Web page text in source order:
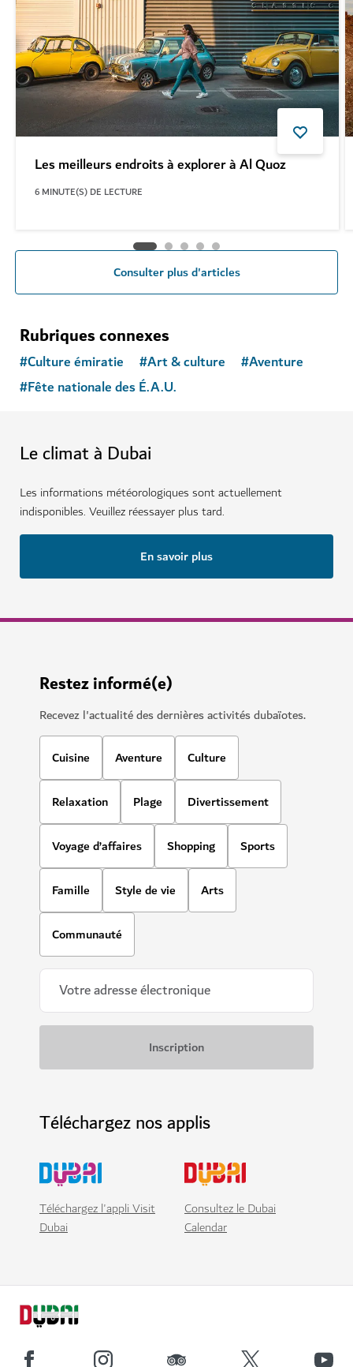
Les meilleurs endroits à explorer à Al Quoz
6 MINUTE(S) DE LECTURE
Consulter plus d'articles
Rubriques connexes
#Culture émiratie #Art & culture #Aventure
#Fête nationale des É.A.U.
Le climat à Dubai
Les informations météorologiques sont actuellement
indisponibles. Veuillez réessayer plus tard.
En savoir plus
Restez informé(e)
Recevez l'actualité des dernières activités dubaïotes.
Cuisine Aventure Culture
Relaxation Plage Divertissement
Voyage d’affaires Shopping Sports
Famille Style de vie Arts
Communauté
Téléchargez nos applis
Téléchargez l'appli Visit
Dubai
Consultez le Dubai
Calendar